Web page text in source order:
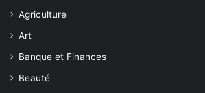
Agriculture
Art
Banque et Finances
Beauté